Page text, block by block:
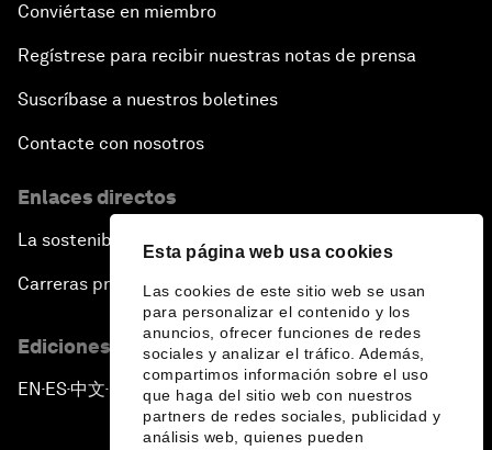
Esta página web usa cookies
Las cookies de este sitio web se usan
para personalizar el contenido y los
anuncios, ofrecer funciones de redes
sociales y analizar el tráfico. Además,
compartimos información sobre el uso
que haga del sitio web con nuestros
partners de redes sociales, publicidad y
análisis web, quienes pueden
Conviértase en miembro
Regístrese para recibir nuestras notas de prensa
Suscríbase a nuestros boletines
Contacte con nosotros
Enlaces directos
La sostenibilidad en el Foro
Carreras profesionales
Ediciones en otros idiomas
EN ▪ ES▪中文▪ 日本語